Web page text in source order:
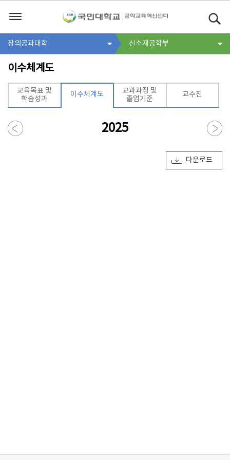
창의공과대학 신소재공학부
이수체계도
교육목표 및
학습성과
이수체계도
교과과정 및
졸업기준
교수진
2025
다운로드